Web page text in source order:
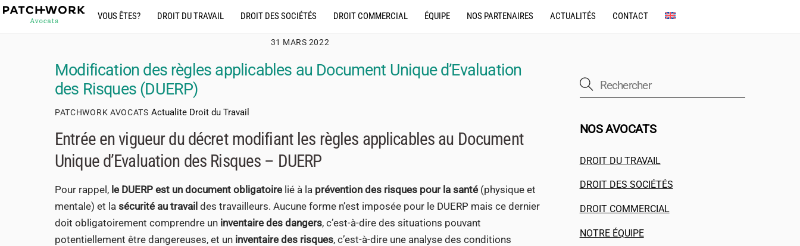
Skip
VOUS ÊTES? DROIT DU TRAVAIL DROIT DES SOCIÉTÉS DROIT COMMERCIAL ÉQUIPE NOS PARTENAIRES ACTUALITÉS CONTACT
31 MARS 2022
Modification des règles applicables au Document Unique d’Evaluation
des Risques (DUERP)
PATCHWORK AVOCATS Actualite Droit du Travail
Entrée en vigueur du décret modifiant les règles applicables au Document
Unique d’Evaluation des Risques – DUERP
Pour rappel, le DUERP est un document obligatoire lié à la prévention des risques pour la santé (physique et
mentale) et la sécurité au travail des travailleurs. Aucune forme n’est imposée pour le DUERP mais ce dernier
doit obligatoirement comprendre un inventaire des dangers, c’est-à-dire des situations pouvant
potentiellement être dangereuses, et un inventaire des risques, c’est-à-dire une analyse des conditions
NOS AVOCATS
DROIT DU TRAVAIL
DROIT DES SOCIÉTÉS
DROIT COMMERCIAL
NOTRE ÉQUIPE